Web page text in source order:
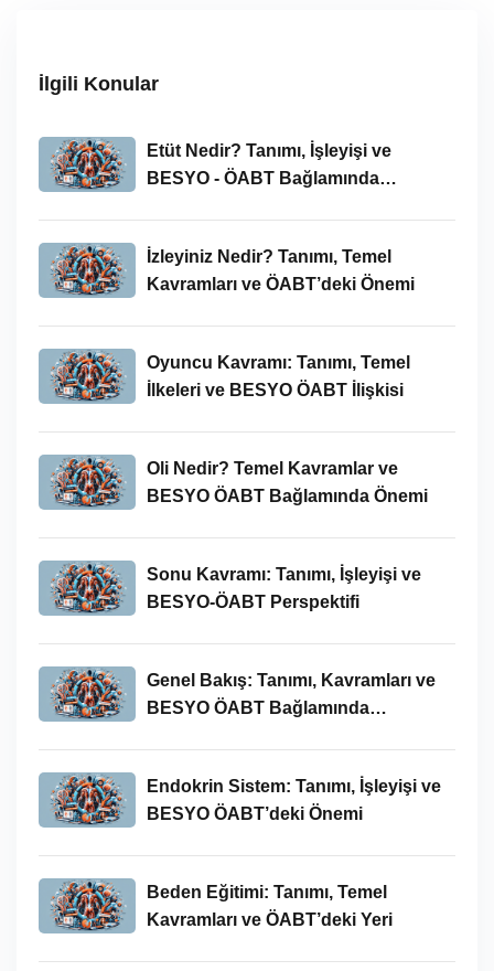
İlgili Konular
Etüt Nedir? Tanımı, İşleyişi ve
BESYO - ÖABT Bağlamında
İzleyiniz Nedir? Tanımı, Temel
Kavramları ve ÖABT’deki Önemi
Oyuncu Kavramı: Tanımı, Temel
İlkeleri ve BESYO ÖABT İlişkisi
Oli Nedir? Temel Kavramlar ve
BESYO ÖABT Bağlamında Önemi
Sonu Kavramı: Tanımı, İşleyişi ve
BESYO-ÖABT Perspektifi
Genel Bakış: Tanımı, Kavramları ve
BESYO ÖABT Bağlamında
Endokrin Sistem: Tanımı, İşleyişi ve
BESYO ÖABT’deki Önemi
Beden Eğitimi: Tanımı, Temel
Kavramları ve ÖABT’deki Yeri